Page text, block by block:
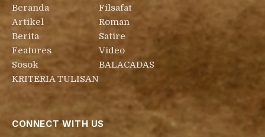
Beranda
Artikel
Berita
Features
Sosok
KRITERIA TULISAN
Filsafat
Roman
Satire
Video
BALACADAS
CONNECT WITH US